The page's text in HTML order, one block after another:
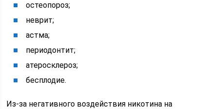
остеопороз;
неврит;
астма;
периодонтит;
атеросклероз;
бесплодие.
Из-за негативного воздействия никотина на